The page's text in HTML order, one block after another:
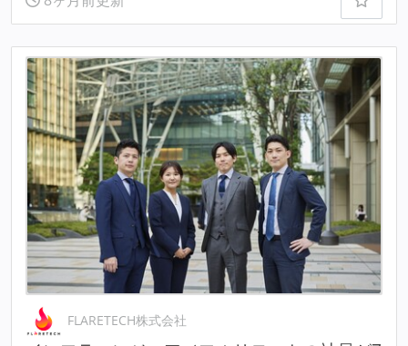
FLARETECH株式会社